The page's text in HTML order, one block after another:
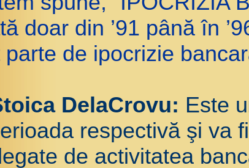
doar din ’91 până în
parte de ipocrizie
DelaCrovu: Este
respectivă şi va
de activitatea